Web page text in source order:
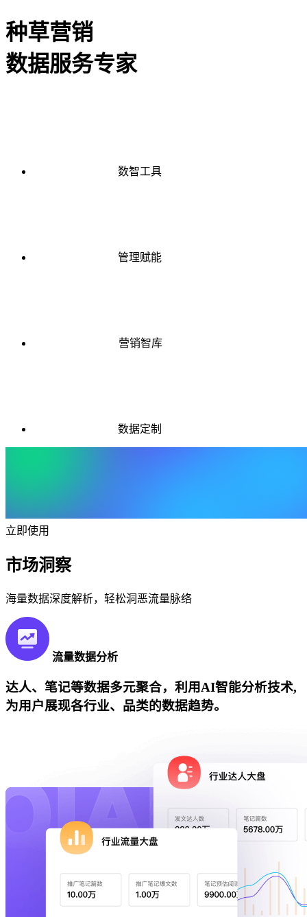
种草营销
数据服务专家
数智工具
管理赋能
营销智库
数据定制
立即使用
市场洞察
海量数据深度解析，轻松洞恶流量脉络
流量数据分析
达人、笔记等数据多元聚合，利用AI智能分析技术,
为用户展现各行业、品类的数据趋势。